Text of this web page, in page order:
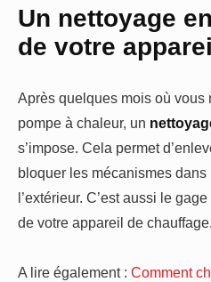
Un nettoyage
de votre
Après quelques mois où vous
pompe à chaleur, un
s’impose. Cela permet
bloquer les mécanismes
l’extérieur. C’est aussi le
de votre appareil de chauffage.
A lire également : Comment